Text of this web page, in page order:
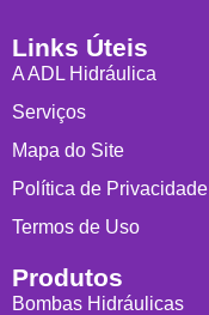
Links Úteis
A ADL Hidráulica
Serviços
Mapa do Site
Política de Privacidade
Termos de Uso
Produtos
Bombas Hidráulicas